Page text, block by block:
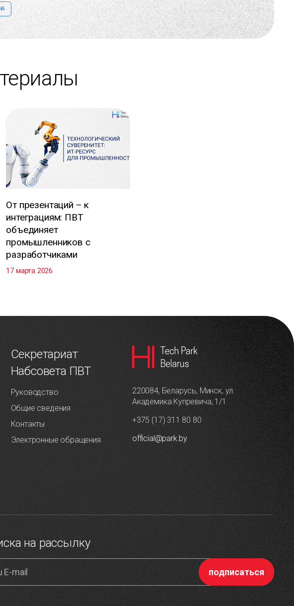
От презентаций – к
интеграциям: ПВТ
объединяет
промышленников с
разработчиками
17 марта 2026
Секретариат
Набсовета ПВТ
Руководство
Общие сведения
Контакты
Электронные обращения
220084, Беларусь, Минск, ул.
Академика Купревича, 1/1
+375 (17) 311 80 80
official@park.by
на рассылку